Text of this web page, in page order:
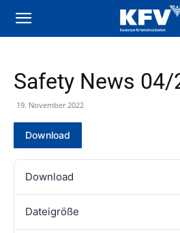
Safety News 04/
19. November 2022
Download
Download
Dateigröße